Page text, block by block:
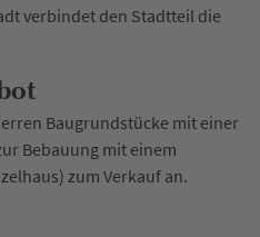
verbindet den Stadtteil die
Baugrundstücke mit einer
Bebauung mit einem
zum Verkauf an.